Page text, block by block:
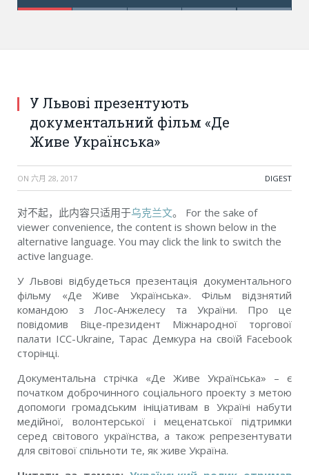
У Львові презентують
документальний фільм «Де
Живе Українська»
ON 六月 28, 2017 DIGEST
对不起，此内容只适用于乌克兰文。 For the sake of
viewer convenience, the content is shown below in the
alternative language. You may click the link to switch the
active language.
У Львові відбудеться презентація документального
фільму «Де Живе Українська». Фільм відзнятий
командою з Лос-Анжелесу та України. Про це
повідомив Віце-президент Міжнародної торгової
палати ICC-Ukraine, Тарас Демкура на своїй Facebook
сторінці.
Документальна стрічка «Де Живе Українська» – є
початком доброчинного соціального проекту з метою
допомоги громадським ініціативам в Україні набути
медійної, волонтерської і меценатської підтримки
серед світового українства, а також репрезентувати
для світової спільноти те, як живе Україна.